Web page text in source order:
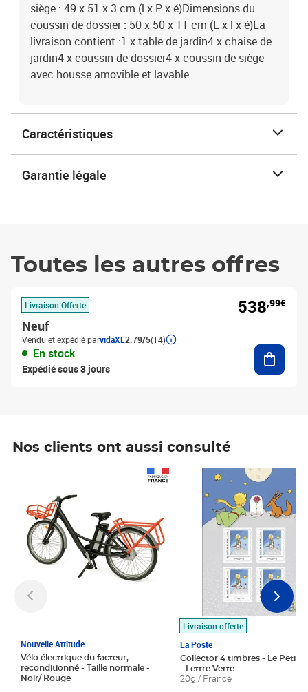
siège : 49 x 51 x 3 cm (l x P x é)Dimensions du
coussin de dossier : 50 x 50 x 11 cm (L x l x é)La
livraison contient :1 x table de jardin4 x chaise de
jardin4 x coussin de dossier4 x coussin de siège
avec housse amovible et lavable
Caractéristiques
Garantie légale
Toutes les autres offres
Livraison Offerte
Neuf
Vendu et expédié parvidaXL 2.79/5(14)
En stock
Expédié sous 3 jours
538,99€
Nos clients ont aussi consulté
Nouvelle Attitude
Vélo électrique du facteur,
reconditionné - Taille normale -
Noir/ Rouge
Livraison offerte
La Poste
Collector 4 timbres - Le Petit
- Lettre Verte
20g / France
Prix 7,50€